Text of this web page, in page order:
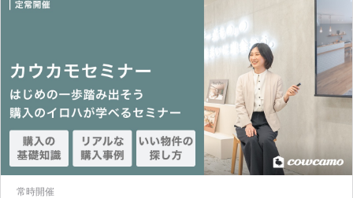
常時開催